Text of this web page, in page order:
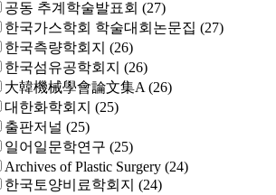
공동 추계학술발표회 (27)
한국가스학회 학술대회논문집 (27)
한국측량학회지 (26)
한국섬유공학회지 (26)
大韓機械學會論文集A (26)
대한화학회지 (25)
출판저널 (25)
일어일문학연구 (25)
Archives of Plastic Surgery (24)
한국토양비료학회지 (24)